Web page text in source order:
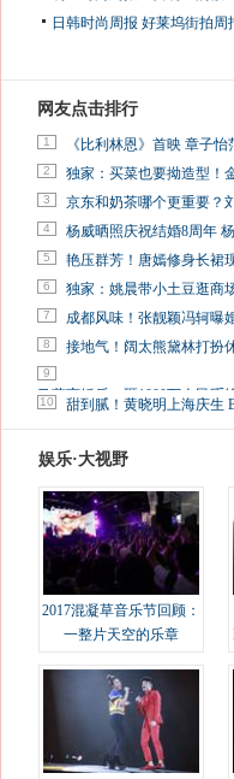
日韩时尚周报 好莱坞街拍周
网友点击排行
1 《比利林恩》首映 章子
2 独家：买菜也要拗造型！
3 京东和奶茶哪个更重要？
4 杨威晒照庆祝结婚8周年
5 艳压群芳！唐嫣修身长裙
6 独家：姚晨带小土豆逛商
7 成都风味！张靓颖冯轲曝
8 接地气！阔太熊黛林打扮
9
马蓉离婚后，砸1000万人民币
10 甜到腻！黄晓明上海庆生
娱乐·大视野
2017混凝草音乐节回顾：
一整片天空的乐章